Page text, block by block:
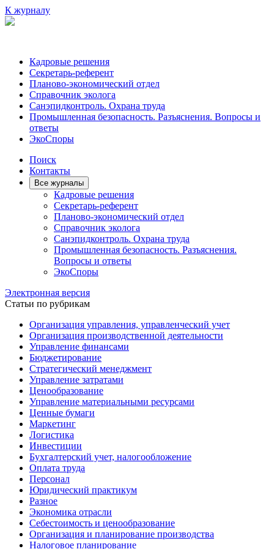
К журналу
Кадровые решения
Секретарь-референт
Планово-экономический отдел
Справочник эколога
Санэпидконтроль. Охрана труда
Промышленная безопасность. Разъяснения. Вопросы и
ответы
ЭкоСпоры
Поиск
Контакты
Все журналы
Кадровые решения
Секретарь-референт
Планово-экономический отдел
Справочник эколога
Санэпидконтроль. Охрана труда
Промышленная безопасность. Разъяснения.
Вопросы и ответы
ЭкоСпоры
Электронная версия
Статьи по рубрикам
Организация управления, управленческий учет
Организация производственной деятельности
Управление финансами
Бюджетирование
Стратегический менеджмент
Управление затратами
Ценообразование
Управление материальными ресурсами
Ценные бумаги
Маркетинг
Логистика
Инвестиции
Бухгалтерский учет, налогообложение
Оплата труда
Персонал
Юридический практикум
Разное
Экономика отрасли
Себестоимость и ценообразование
Организация и планирование производства
Налоговое планирование